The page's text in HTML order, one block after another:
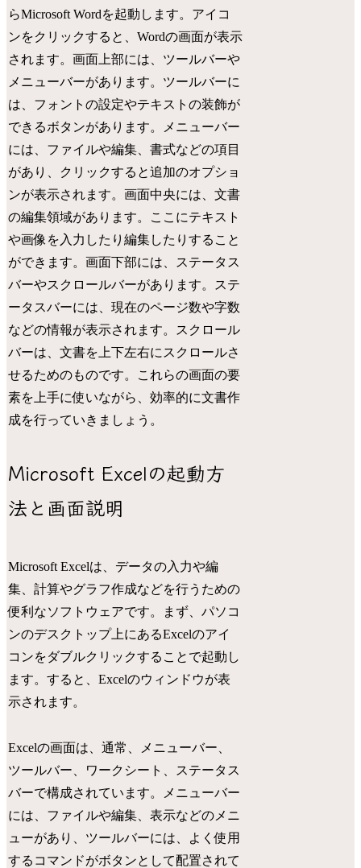
らMicrosoft Wordを起動します。アイコ
ンをクリックすると、Wordの画面が表示
されます。画面上部には、ツールバーや
メニューバーがあります。ツールバーに
は、フォントの設定やテキストの装飾が
できるボタンがあります。メニューバー
には、ファイルや編集、書式などの項目
があり、クリックすると追加のオプショ
ンが表示されます。画面中央には、文書
の編集領域があります。ここにテキスト
や画像を入力したり編集したりすること
ができます。画面下部には、ステータス
バーやスクロールバーがあります。ステ
ータスバーには、現在のページ数や字数
などの情報が表示されます。スクロール
バーは、文書を上下左右にスクロールさ
せるためのものです。これらの画面の要
素を上手に使いながら、効率的に文書作
成を行っていきましょう。
Microsoft Excelの起動方
法と画面説明
Microsoft Excelは、データの入力や編
集、計算やグラフ作成などを行うための
便利なソフトウェアです。まず、パソコ
ンのデスクトップ上にあるExcelのアイ
コンをダブルクリックすることで起動し
ます。すると、Excelのウィンドウが表
示されます。
Excelの画面は、通常、メニューバー、
ツールバー、ワークシート、ステータス
バーで構成されています。メニューバー
には、ファイルや編集、表示などのメニ
ューがあり、ツールバーには、よく使用
するコマンドがボタンとして配置されて